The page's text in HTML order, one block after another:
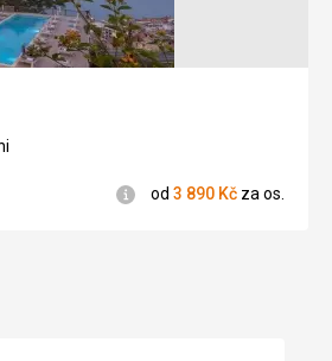
Informace
od 3 890 Kč za os.